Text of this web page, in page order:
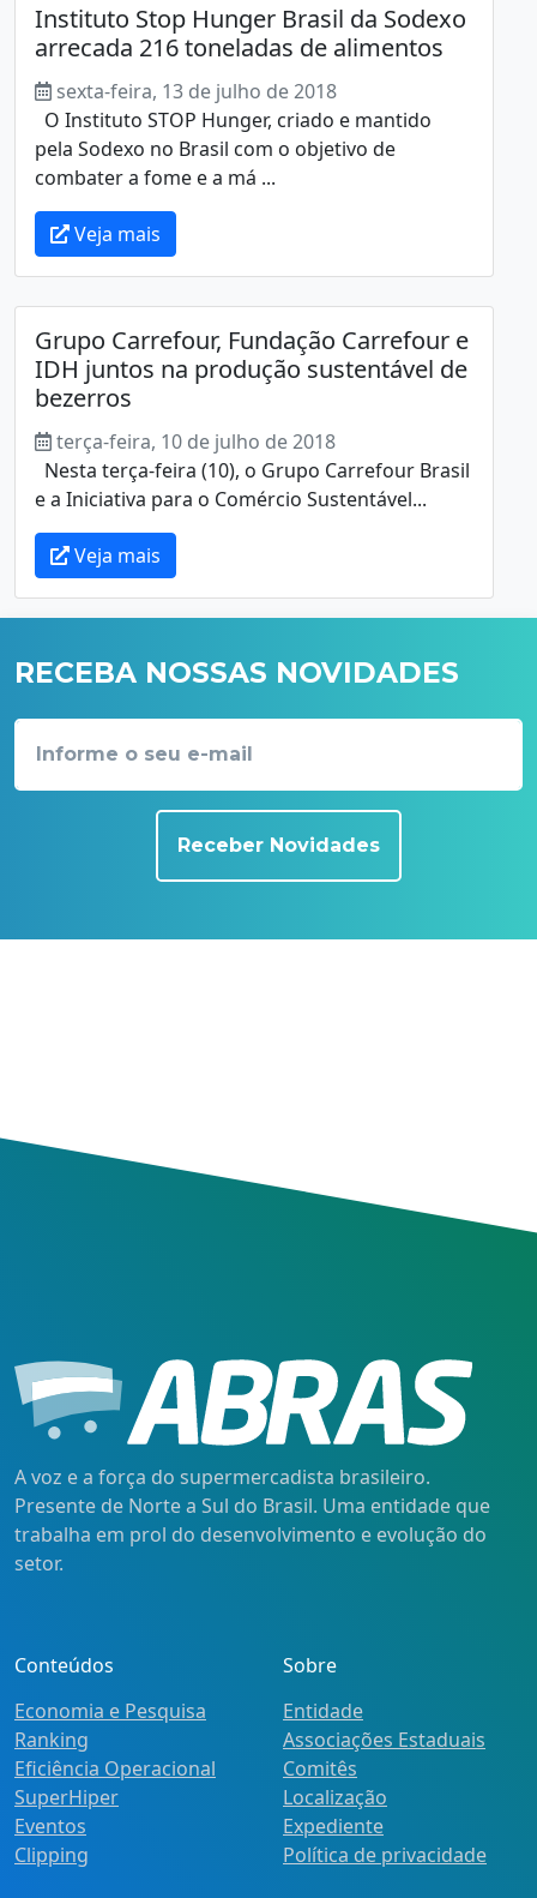
Instituto Stop Hunger Brasil da Sodexo
arrecada 216 toneladas de alimentos
sexta-feira, 13 de julho de 2018
O Instituto STOP Hunger, criado e mantido
pela Sodexo no Brasil com o objetivo de
combater a fome e a má ...
Veja mais
Grupo Carrefour, Fundação Carrefour e
IDH juntos na produção sustentável de
bezerros
terça-feira, 10 de julho de 2018
Nesta terça-feira (10), o Grupo Carrefour Brasil
e a Iniciativa para o Comércio Sustentável...
Veja mais
RECEBA NOSSAS NOVIDADES
Receber Novidades
A voz e a força do supermercadista brasileiro.
Presente de Norte a Sul do Brasil. Uma entidade que
trabalha em prol do desenvolvimento e evolução do
setor.
Conteúdos
Economia e Pesquisa
Ranking
Eficiência Operacional
SuperHiper
Eventos
Clipping
Sobre
Entidade
Associações Estaduais
Comitês
Localização
Expediente
Política de privacidade